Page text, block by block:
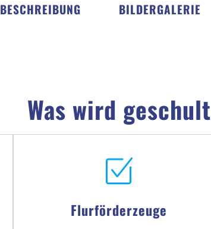
BESCHREIBUNG BILDERGALERIE
Was wird geschult
Flurförderzeuge